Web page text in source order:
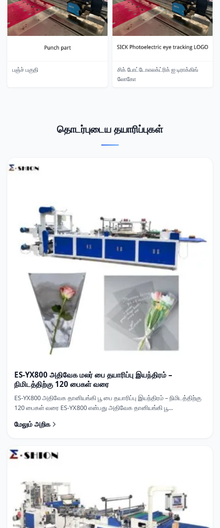
பஞ்ச் பகுதி
சிக் போட்டோஎலக்ட்ரிக் ஐ டிராக்கிங்
லோகோ
தொடர்புடைய தயாரிப்புகள்
ES-YX800 அதிவேக மலர் பை தயாரிப்பு இயந்திரம் –
நிமிடத்திற்கு 120 பைகள் வரை
ES-YX800 அதிவேக தானியங்கி பூ பை தயாரிப்பு இயந்திரம் – நிமிடத்திற்கு
120 பைகள் வரை ES-YX800 என்பது அதிவேக தானியங்கி பூ...
மேலும் அறிக